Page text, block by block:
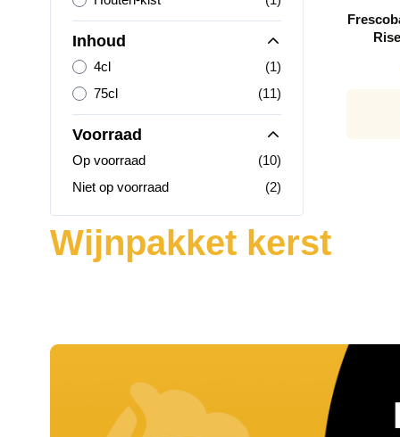
Inhoud
4cl (1)
75cl
(11)
Voorraad
Op voorraad (10)
Niet op voorraad
(2)
Wijnpakket kerst